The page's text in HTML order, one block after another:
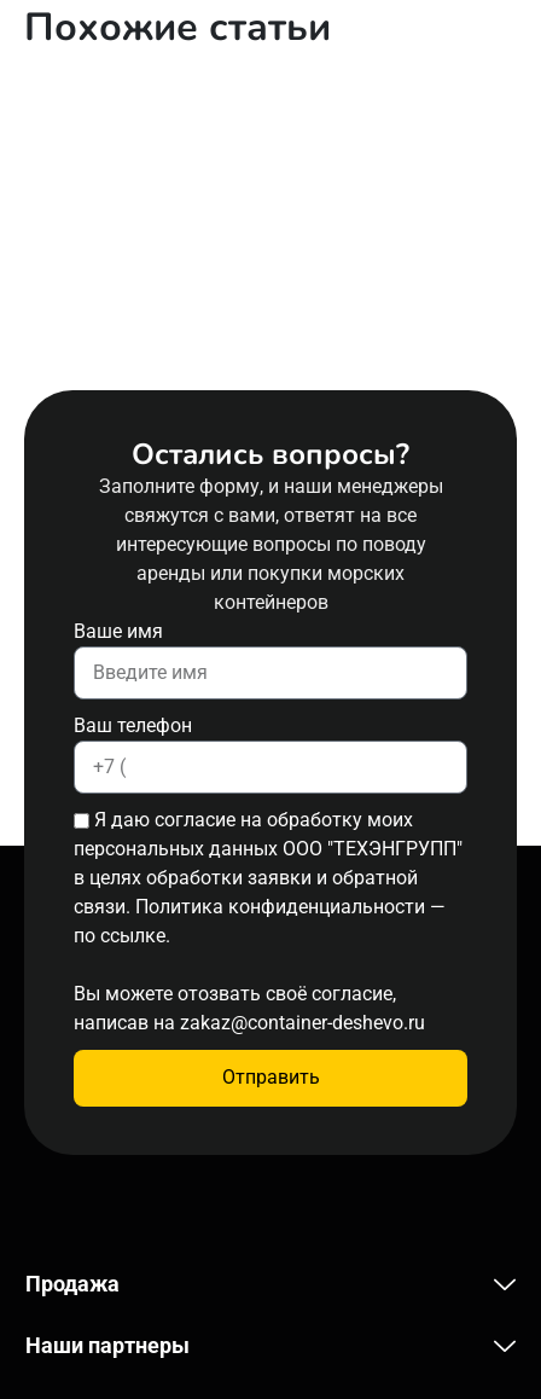
Похожие статьи
Остались вопросы?
Заполните форму, и наши менеджеры
свяжутся с вами, ответят на все
интересующие вопросы по поводу
аренды или покупки морских
контейнеров
Ваше имя
Ваш телефон
Я даю согласие на обработку моих
персональных данных ООО "ТЕХЭНГРУПП"
в целях обработки заявки и обратной
связи. Политика конфиденциальности —
по ссылке.
Вы можете отозвать своё согласие,
написав на zakaz@container-deshevo.ru
Отправить
Продажа
Наши партнеры